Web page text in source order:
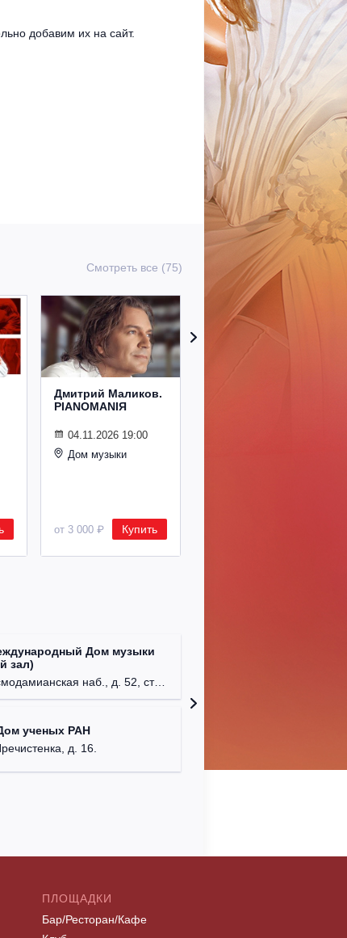
добавим их на сайт.
Смотреть все (75)
Дмитрий Маликов.
PIANOMANIЯ
04.11.2026 19:00
Дом музыки
от 3 000 ₽ Купить
Дом музыки
зал)
наб., д. 52, стр. 8.
ученых РАН
д. 16.
ПЛОЩАДКИ
Бар/Ресторан/Кафе